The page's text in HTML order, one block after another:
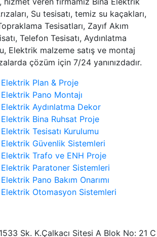
Su tesisatı, temiz su kaçakları,
Tesisatları, Zayıf Akım
Telefon Tesisatı, Aydınlatma
Elektrik malzeme satış ve montaj
çözüm için 7/24 yanınızdadır.
Elektrik Plan & Proje
Elektrik Pano Montajı
Elektrik Aydınlatma Dekor
Elektrik Bina Ruhsat Proje
Elektrik Tesisatı Kurulumu
Elektrik Güvenlik Sistemleri
Elektrik Trafo ve ENH Proje
Elektrik Paratoner Sistemleri
Elektrik Pano Bakım Onarımı
Elektrik Otomasyon Sistemleri
Sk. K.Çalkacı Sitesi A Blok No: 21 C